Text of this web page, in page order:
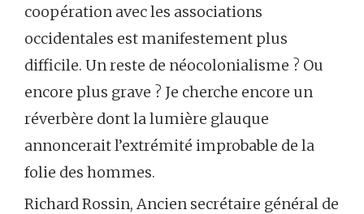
coopération avec les associations
occidentales est manifestement plus
difficile. Un reste de néocolonialisme ? Ou
encore plus grave ? Je cherche encore un
réverbère dont la lumière glauque
annoncerait l’extrémité improbable de la
folie des hommes.
Richard Rossin, Ancien secrétaire général de